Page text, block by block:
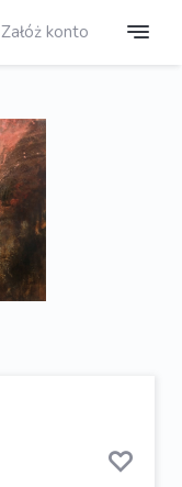
Załóż konto